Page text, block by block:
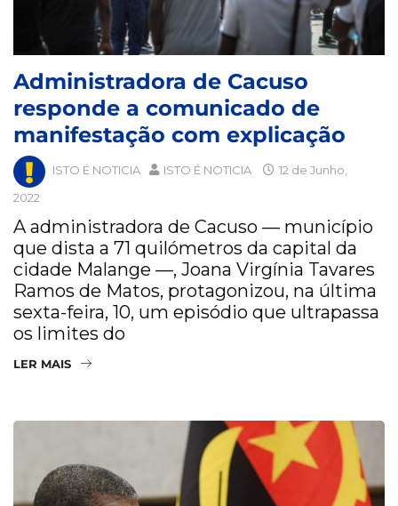
Administradora de Cacuso
responde a comunicado de
manifestação com explicação
ISTO É NOTICIA ISTO É NOTICIA
12 de Junho,
2022
A administradora de Cacuso — município
que dista a 71 quilómetros da capital da
cidade Malange —, Joana Virgínia Tavares
Ramos de Matos, protagonizou, na última
sexta-feira, 10, um episódio que ultrapassa
os limites do
LER MAIS